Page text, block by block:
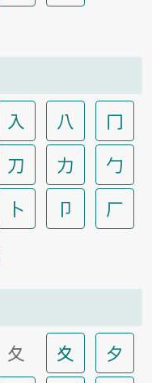
入 八
冂
刀 力
勹
卜 卩
厂
夂 夊
夕